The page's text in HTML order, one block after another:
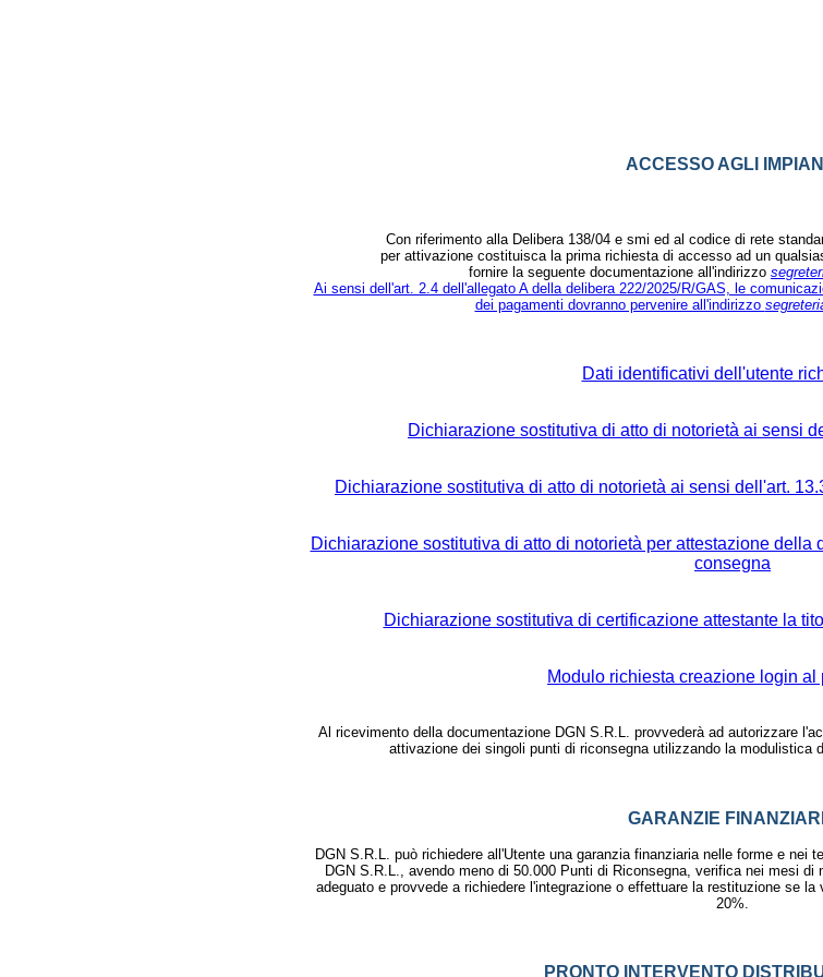
ACCESSO AGLI
Con riferimento alla Delibera 138/04 e smi ed al codice di rete
per attivazione costituisca la prima richiesta di accesso ad un
fornire la seguente documentazione all'indirizzo
Ai sensi dell'art. 2.4 dell'allegato A della delibera 222/2025/R/GAS, le
dei pagamenti dovranno pervenire all'indirizzo
Dati identificativi dell'utente
Dichiarazione sostitutiva di atto di notorietà ai sensi
Dichiarazione sostitutiva di atto di notorietà ai sensi dell'art.
Dichiarazione sostitutiva di atto di notorietà per attestazione
consegna
Dichiarazione sostitutiva di certificazione attestante la
Modulo richiesta creazione login al
Al ricevimento della documentazione DGN S.R.L. provvederà ad autorizzare
attivazione dei singoli punti di riconsegna utilizzando la modulistica
GARANZIE
DGN S.R.L. può richiedere all'Utente una garanzia finanziaria nelle forme e nei
DGN S.R.L., avendo meno di 50.000 Punti di Riconsegna, verifica nei mesi di
adeguato e provvede a richiedere l'integrazione o effettuare la restituzione se
20%.
PRONTO INTERVENTO